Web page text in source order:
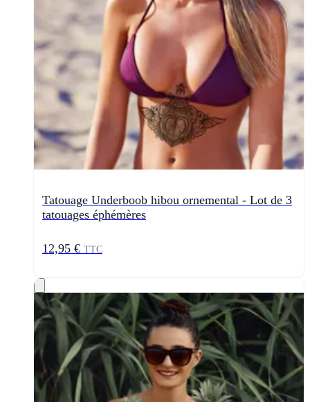
Tatouage Underboob hibou ornemental - Lot de 3
tatouages éphémères
12,95 € TTC